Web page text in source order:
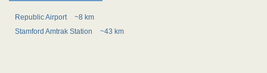
Republic Airport
~8 km
Stamford Amtrak Station
~43 km